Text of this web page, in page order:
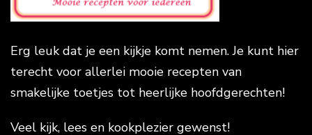
Erg leuk dat je een kijkje komt nemen. Je kunt hier
terecht voor allerlei mooie recepten van
smakelijke toetjes tot heerlijke hoofdgerechten!
Veel kijk, lees en kookplezier gewenst!